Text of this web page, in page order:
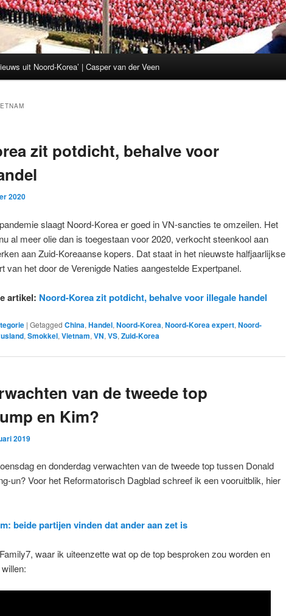
uit Noord-Korea’ | Casper van der Veen
zit potdicht, behalve voor
2020
slaagt Noord-Korea er goed in VN-sancties te omzeilen. Het
al meer olie dan is toegestaan voor 2020, verkocht steenkool aan
aan Zuid-Koreaanse kopers. Dat staat in het nieuwste halfjaarlijkse
van het door de Verenigde Naties aangestelde Expertpanel.
artikel: Noord-Korea zit potdicht, behalve voor illegale handel
| Getagged China, Handel, Noord-Korea, Noord-Korea expert, Noord-
, Smokkel, Vietnam, VN, VS, Zuid-Korea
van de tweede top
en Kim?
2019
en donderdag verwachten van de tweede top tussen Donald
un? Voor het Reformatorisch Dagblad schreef ik een vooruitblik, hier
beide partijen vinden dat ander aan zet is
waar ik uiteenzette wat op de top besproken zou worden en